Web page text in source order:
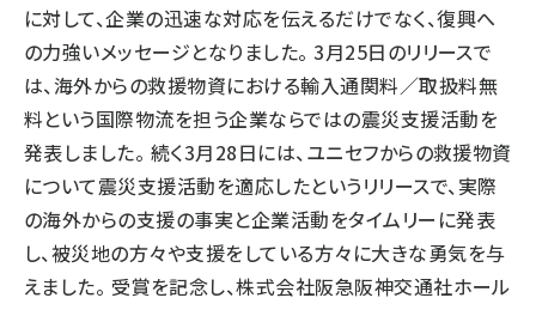
に対して、企業の迅速な対応を伝えるだけでなく、復興へ
の力強いメッセージとなりました。 3月25日のリリースで
は、海外からの救援物資における輸入通関料／取扱料無
料という国際物流を担う企業ならではの震災支援活動を
発表しました。 続く3月28日には、ユニセフからの救援物資
について震災支援活動を適応したというリリースで、実際
の海外からの支援の事実と企業活動をタイムリーに発表
し、被災地の方々や支援をしている方々に大きな勇気を与
えました。 受賞を記念し、株式会社阪急阪神交通社ホール